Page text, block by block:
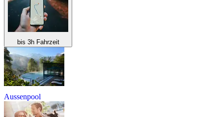
bis 3h Fahrzeit
Aussenpool